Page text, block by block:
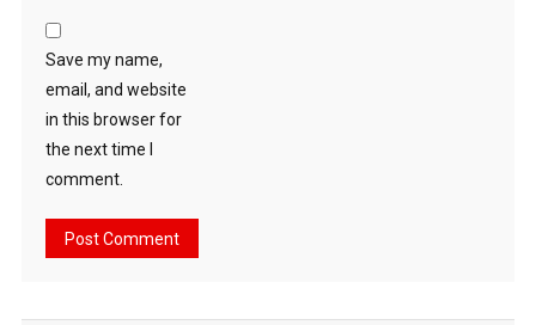
Save my name,
email, and website
in this browser for
the next time I
comment.